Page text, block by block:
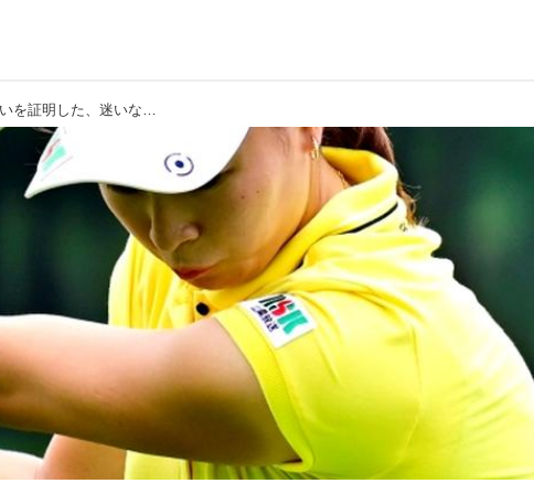
【渋野日向子】振ったほうが曲がらないを証明した、迷いなく「振るスウィング!」